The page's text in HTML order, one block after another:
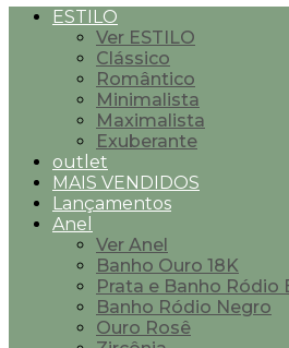
ESTILO
Ver ESTILO
Clássico
Romântico
Minimalista
Maximalista
Exuberante
outlet
MAIS VENDIDOS
Lançamentos
Anel
Ver Anel
Banho Ouro 18K
Prata e Banho Ródio
Banho Ródio Negro
Ouro Rosê